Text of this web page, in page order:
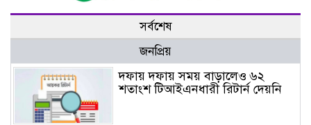
সর্বশেষ
জনপ্রিয়
দফায় দফায় সময় বাড়ালেও ৬২
শতাংশ টিআইএনধারী রিটার্ন দেয়নি